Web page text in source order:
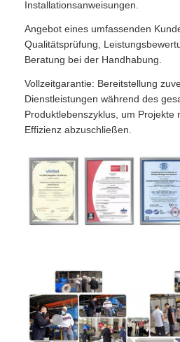
Installationsanweisungen.
Angebot eines umfassenden
Qualitätsprüfung,
Beratung bei der Handhabung.
Vollzeitgarantie: Bereitstellung
Dienstleistungen während des
Produktlebenszyklus, um Projekte
Effizienz abzuschließen.